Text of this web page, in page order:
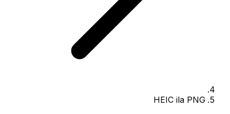
HEIC ila PNG